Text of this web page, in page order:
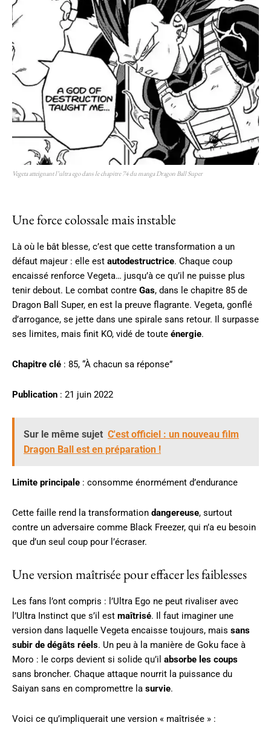
Vegeta atteignant l’ultra ego dans le chapitre 74 du manga Dragon Ball Super
Une force colossale mais instable
Là où le bât blesse, c’est que cette transformation a un
défaut majeur : elle est autodestructrice. Chaque coup
encaissé renforce Vegeta… jusqu’à ce qu’il ne puisse plus
tenir debout. Le combat contre Gas, dans le chapitre 85 de
Dragon Ball Super, en est la preuve flagrante. Vegeta, gonflé
d’arrogance, se jette dans une spirale sans retour. Il surpasse
ses limites, mais finit KO, vidé de toute énergie.
Chapitre clé : 85, “À chacun sa réponse”
Publication : 21 juin 2022
Sur le même sujet C'est officiel : un nouveau film
Dragon Ball est en préparation !
Limite principale : consomme énormément d’endurance
Cette faille rend la transformation dangereuse, surtout
contre un adversaire comme Black Freezer, qui n’a eu besoin
que d’un seul coup pour l’écraser.
Une version maîtrisée pour effacer les faiblesses
Les fans l’ont compris : l’Ultra Ego ne peut rivaliser avec
l’Ultra Instinct que s’il est maîtrisé. Il faut imaginer une
version dans laquelle Vegeta encaisse toujours, mais sans
subir de dégâts réels. Un peu à la manière de Goku face à
Moro : le corps devient si solide qu’il absorbe les coups
sans broncher. Chaque attaque nourrit la puissance du
Saiyan sans en compromettre la survie.
Voici ce qu’impliquerait une version « maîtrisée » :